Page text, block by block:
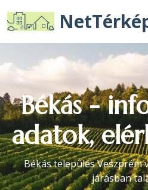
Békás -
adatok,
Békás település Veszprém
járásban